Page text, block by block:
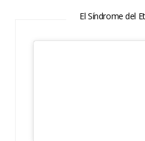
El Síndrome del